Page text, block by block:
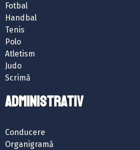
Fotbal
Handbal
Tenis
Polo
Atletism
Judo
Scrimă
ADMINISTRATIV
Conducere
Organigramă